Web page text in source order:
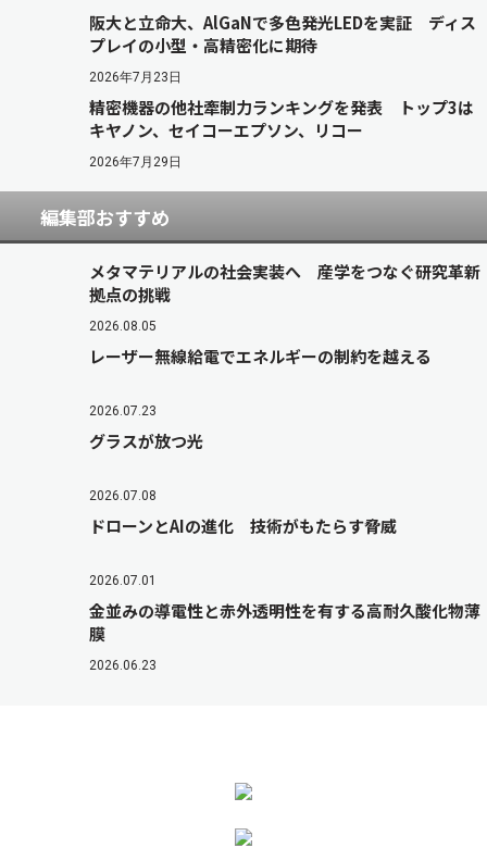
阪大と立命大、AlGaNで多色発光LEDを実証 ディス
プレイの小型・高精密化に期待
2026年7月23日
精密機器の他社牽制力ランキングを発表 トップ3は
キヤノン、セイコーエプソン、リコー
2026年7月29日
編集部おすすめ
メタマテリアルの社会実装へ 産学をつなぐ研究革新
拠点の挑戦
2026.08.05
レーザー無線給電でエネルギーの制約を越える
2026.07.23
グラスが放つ光
2026.07.08
ドローンとAIの進化 技術がもたらす脅威
2026.07.01
金並みの導電性と赤外透明性を有する高耐久酸化物薄
膜
2026.06.23